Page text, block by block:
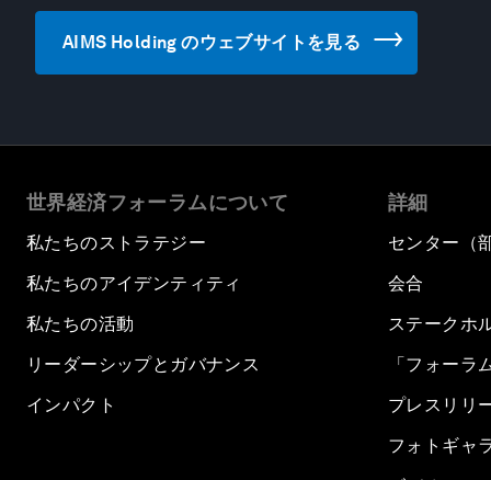
AIMS Holding のウェブサイトを見る
世界経済フォーラムについて
私たちのストラテジー
私たちのアイデンティティ
私たちの活動
リーダーシップとガバナンス
インパクト
詳細
センター（
会合
ステークホ
「フォーラ
プレスリリ
フォトギャ